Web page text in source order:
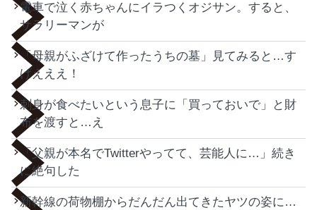
電車で泣く赤ちゃんにイラつくオジサン。すると、
サラリーマンが
「母親がふざけて作ったうちの墓」見てみると…す
げえええ！
刺身が食べたいという息子に「買っておいで」と財
布を渡すと…え
「父親が本名でTwitterやってて、芸能人に…」続き
に絶句した
新幹線の荷物棚からだんだん出てきたヤツの姿に…